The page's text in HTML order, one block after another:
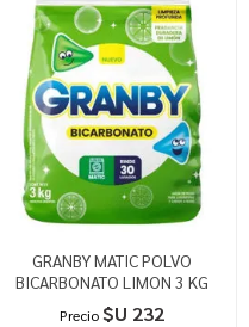
GRANBY MATIC POLVO
BICARBONATO LIMON 3 KG
Precio $U 232